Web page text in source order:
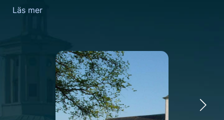
hjälp att hitta och välja en lämplig lokal så finns vi
lokal eller plats för någon annan religiös tradition.
Hos Fenix Begravningsbyrå Kronobergs län är du
alltid välkommen med dina frågor och önskemål.
Vislanda kyrka, belägen i Växjö stift och
församlingskyrka i Vislanda-Blädinge församling, är
Läs mer